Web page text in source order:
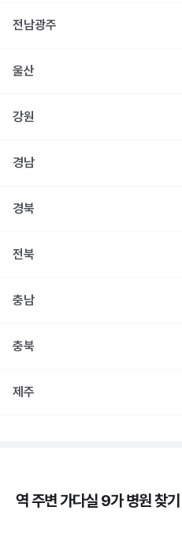
전남광주
울산
강원
경남
경북
전북
충남
충북
제주
역 주변가다실 9가병원 찾기